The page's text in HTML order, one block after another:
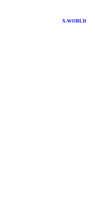
X-WORLD